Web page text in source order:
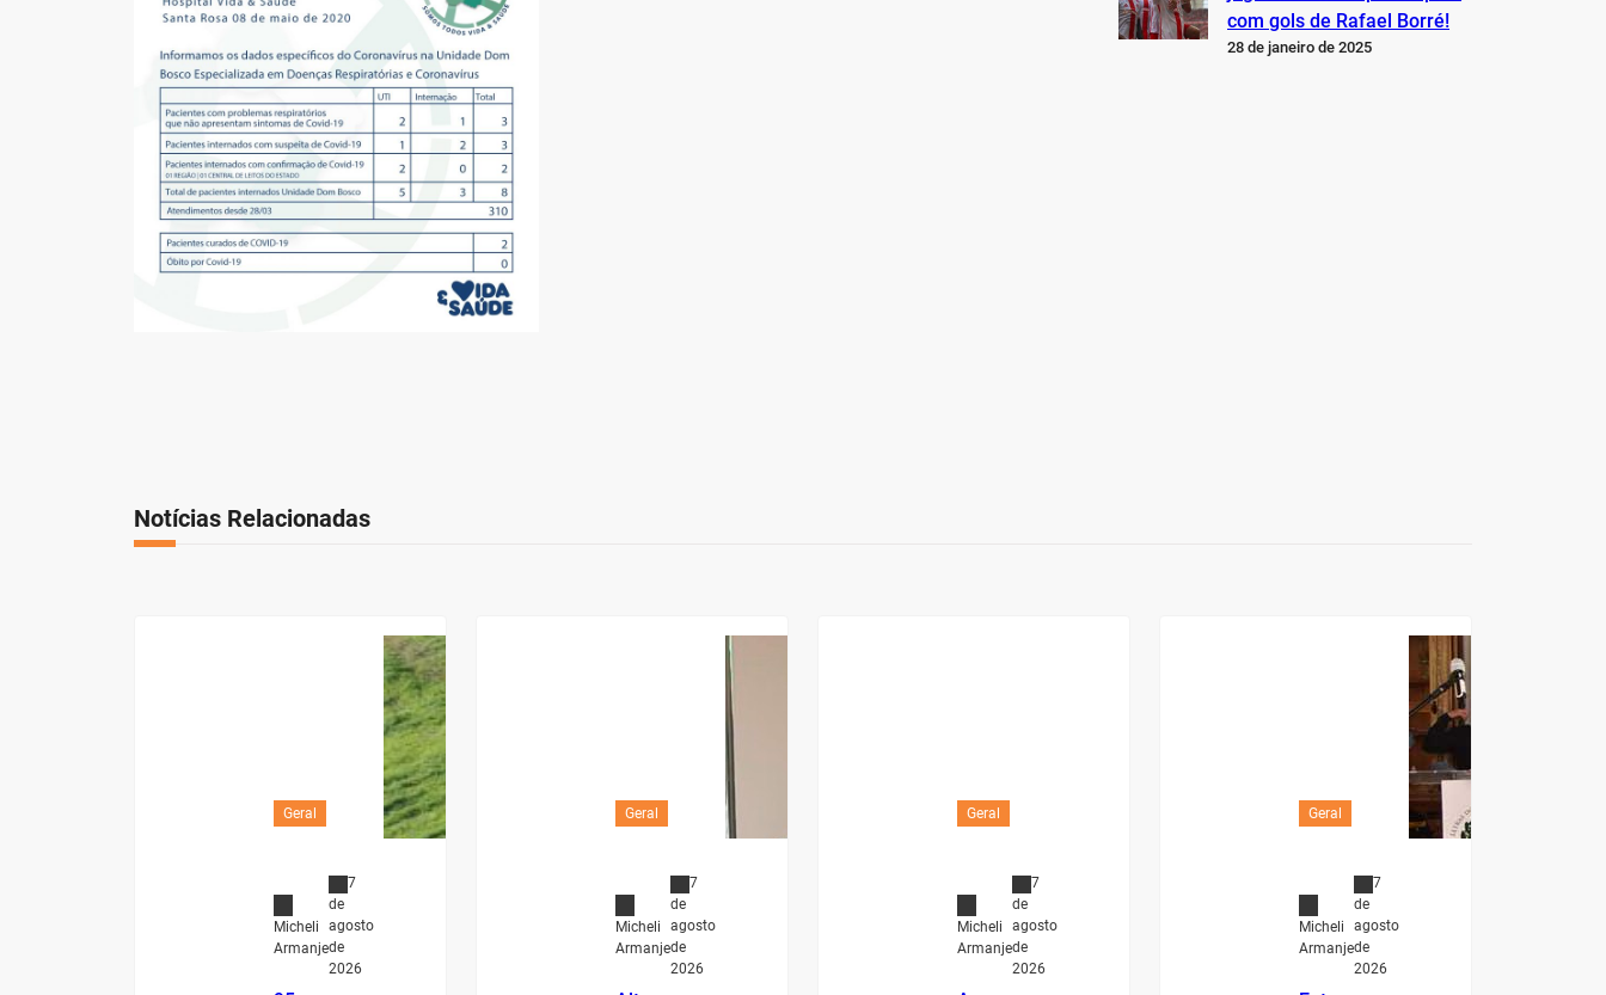
28 de janeiro de 2025
Notícias Relacionadas
Geral
Micheli
Armanje
7
de
agosto
de
2026
Geral
Micheli
Armanje
7
de
agosto
de
2026
Geral
Micheli
Armanje
7
de
agosto
de
2026
Geral
Micheli
Armanje
7
de
agosto
de
2026